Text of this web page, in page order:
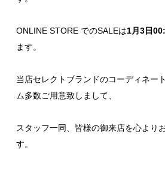
ONLINE STORE でのSALEは1月3日
ます。
当店セレクトブランドのコーディネー
ム多数ご用意致しまして、
スタッフ一同、皆様の御来店を心より
す。